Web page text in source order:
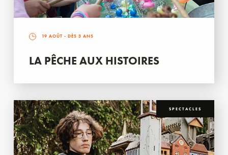
19 AOÛT - DÈS 3 ANS
LA PÊCHE AUX HISTOIRES
SPECTACLES